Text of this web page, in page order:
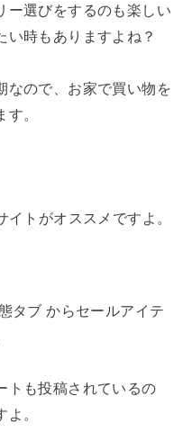
ー選びをするのも楽しい
い時もありますよね？
なので、お家で買い物を
。
トがオススメですよ。
タブ からセールアイテ
トも投稿されているの
。